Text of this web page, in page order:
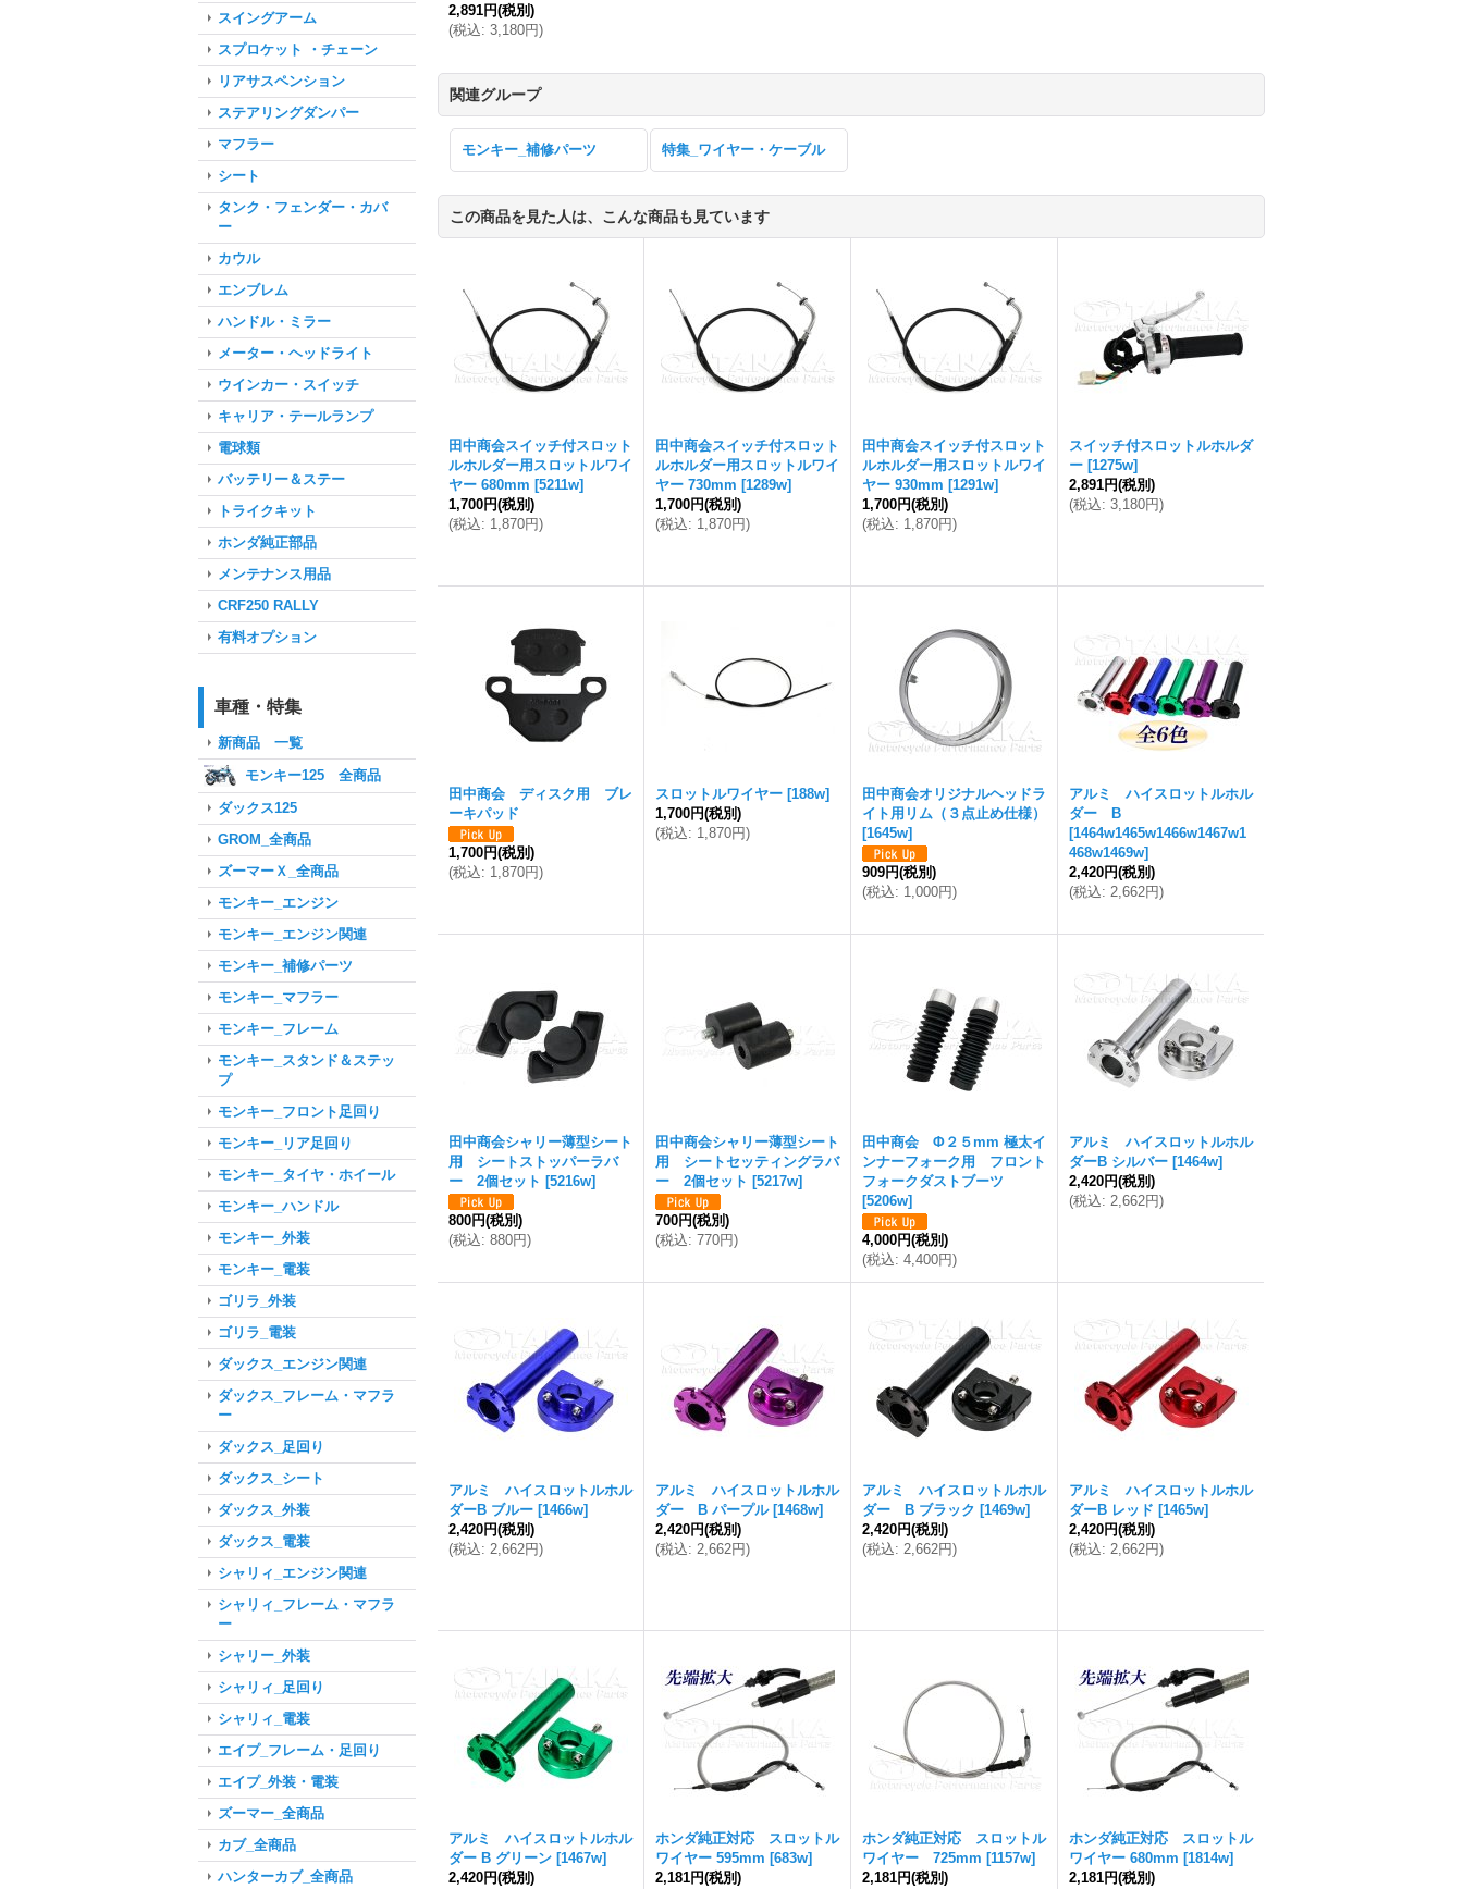
スイングアーム
スプロケット ・チェーン
リアサスペンション
ステアリングダンパー
マフラー
シート
タンク・フェンダー・カバ
ー
カウル
エンブレム
ハンドル・ミラー
メーター・ヘッドライト
ウインカー・スイッチ
キャリア・テールランプ
電球類
バッテリー＆ステー
トライクキット
ホンダ純正部品
メンテナンス用品
CRF250 RALLY
有料オプション
車種・特集
新商品 一覧
モンキー125 全商品
ダックス125
GROM_全商品
ズーマーＸ_全商品
モンキー_エンジン
モンキー_エンジン関連
モンキー_補修パーツ
モンキー_マフラー
モンキー_フレーム
モンキー_スタンド＆ステッ
プ
モンキー_フロント足回り
モンキー_リア足回り
モンキー_タイヤ・ホイール
モンキー_ハンドル
モンキー_外装
モンキー_電装
ゴリラ_外装
ゴリラ_電装
ダックス_エンジン関連
ダックス_フレーム・マフラ
ー
ダックス_足回り
ダックス_シート
ダックス_外装
ダックス_電装
シャリィ_エンジン関連
シャリィ_フレーム・マフラ
ー
シャリー_外装
シャリィ_足回り
シャリィ_電装
エイプ_フレーム・足回り
エイプ_外装・電装
ズーマー_全商品
カブ_全商品
ハンターカブ_全商品
2,891円(税別)
(税込: 3,180円)
関連グループ
モンキー_補修パーツ 特集_ワイヤー・ケーブル
この商品を見た人は、こんな商品も見ています
田中商会スイッチ付スロット
ルホルダー用スロットルワイ
ヤー 680mm [5211w]
1,700円(税別)
(税込: 1,870円)
田中商会スイッチ付スロット
ルホルダー用スロットルワイ
ヤー 730mm [1289w]
1,700円(税別)
(税込: 1,870円)
田中商会スイッチ付スロット
ルホルダー用スロットルワイ
ヤー 930mm [1291w]
1,700円(税別)
(税込: 1,870円)
スイッチ付スロットルホルダ
ー [1275w]
2,891円(税別)
(税込: 3,180円)
田中商会 ディスク用 ブレ
ーキパッド
1,700円(税別)
(税込: 1,870円)
スロットルワイヤー [188w]
1,700円(税別)
(税込: 1,870円)
田中商会オリジナルヘッドラ
イト用リム（３点止め仕様）
[1645w]
909円(税別)
(税込: 1,000円)
アルミ ハイスロットルホル
ダー B
[1464w1465w1466w1467w1
468w1469w]
2,420円(税別)
(税込: 2,662円)
田中商会シャリー薄型シート
用 シートストッパーラバ
ー 2個セット [5216w]
800円(税別)
(税込: 880円)
田中商会シャリー薄型シート
用 シートセッティングラバ
ー 2個セット [5217w]
700円(税別)
(税込: 770円)
田中商会 Φ２５mm 極太イ
ンナーフォーク用 フロント
フォークダストブーツ
[5206w]
4,000円(税別)
(税込: 4,400円)
アルミ ハイスロットルホル
ダーB シルバー [1464w]
2,420円(税別)
(税込: 2,662円)
アルミ ハイスロットルホル
ダーB ブルー [1466w]
2,420円(税別)
(税込: 2,662円)
アルミ ハイスロットルホル
ダー B パープル [1468w]
2,420円(税別)
(税込: 2,662円)
アルミ ハイスロットルホル
ダー B ブラック [1469w]
2,420円(税別)
(税込: 2,662円)
アルミ ハイスロットルホル
ダーB レッド [1465w]
2,420円(税別)
(税込: 2,662円)
アルミ ハイスロットルホル
ダー B グリーン [1467w]
2,420円(税別)
ホンダ純正対応 スロットル
ワイヤー 595mm [683w]
2,181円(税別)
ホンダ純正対応 スロットル
ワイヤー 725mm [1157w]
2,181円(税別)
ホンダ純正対応 スロットル
ワイヤー 680mm [1814w]
2,181円(税別)